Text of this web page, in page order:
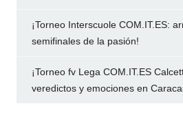
¡Torneo Interscuole COM.IT.ES:
semifinales de la pasión!
¡Torneo fv Lega COM.IT.ES
veredictos y emociones en